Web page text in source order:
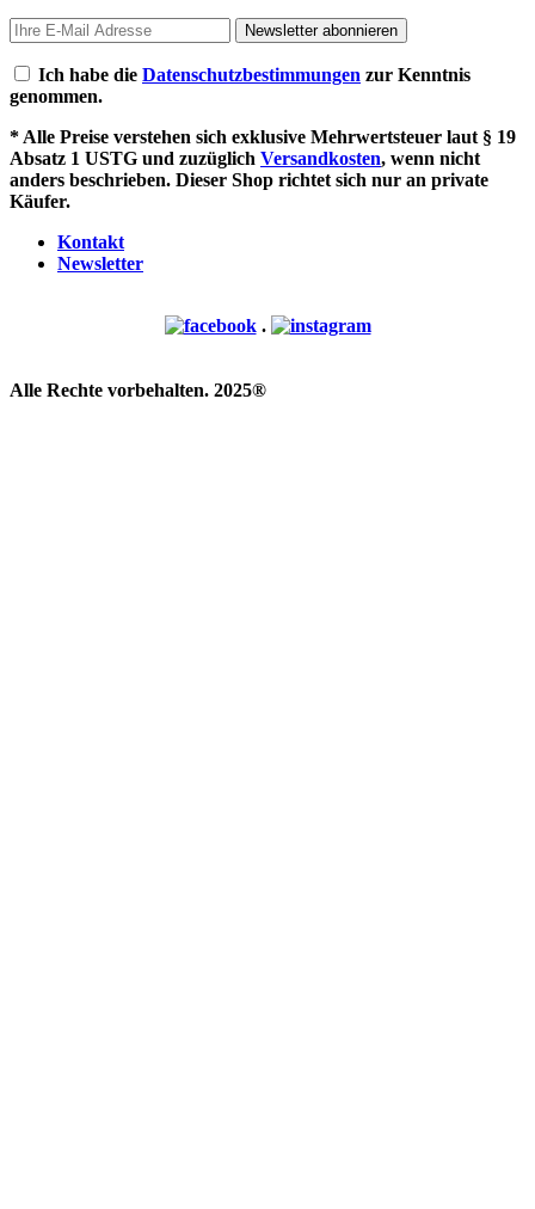
Newsletter abonnieren
Ich habe die Datenschutzbestimmungen zur Kenntnis
genommen.
* Alle Preise verstehen sich exklusive Mehrwertsteuer laut § 19
Absatz 1 USTG und zuzüglich Versandkosten, wenn nicht
anders beschrieben. Dieser Shop richtet sich nur an private
Käufer.
Kontakt
Newsletter
.
Alle Rechte vorbehalten. 2025®